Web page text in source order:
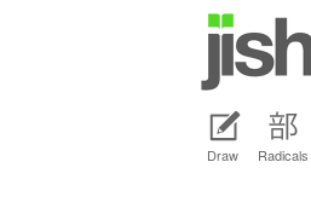
Draw Radicals